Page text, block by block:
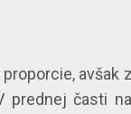
avšak
prednej časti